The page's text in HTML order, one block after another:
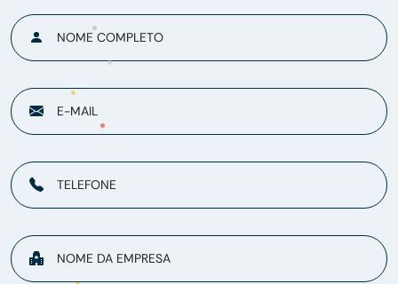
NOME COMPLETO
E-MAIL
TELEFONE
NOME DA EMPRESA